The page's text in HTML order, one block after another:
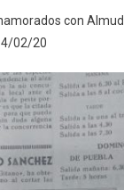
con
02/20